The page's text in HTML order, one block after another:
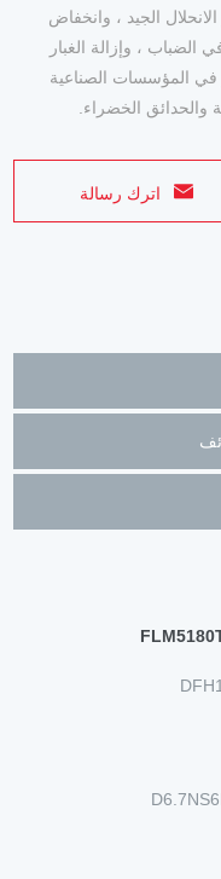
الجيد ، وانخفاض
الضباب ، وإزالة الغبار
في المؤسسات الصناعية
والحدائق الخضراء.
اترك رسالة